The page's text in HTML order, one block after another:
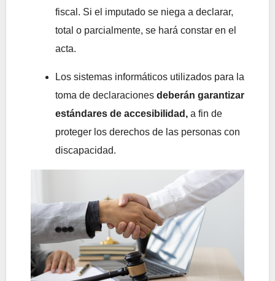
fiscal. Si el imputado se niega a declarar,
total o parcialmente, se hará constar en el
acta.
Los sistemas informáticos utilizados para la
toma de declaraciones deberán garantizar
estándares de accesibilidad, a fin de
proteger los derechos de las personas con
discapacidad.